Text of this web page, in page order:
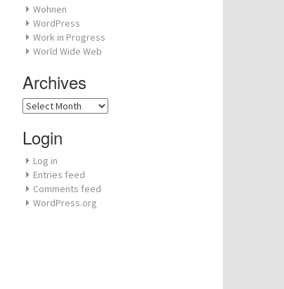
Wohnen
WordPress
Work in Progress
World Wide Web
Archives
Archives
Login
Log in
Entries feed
Comments feed
WordPress.org